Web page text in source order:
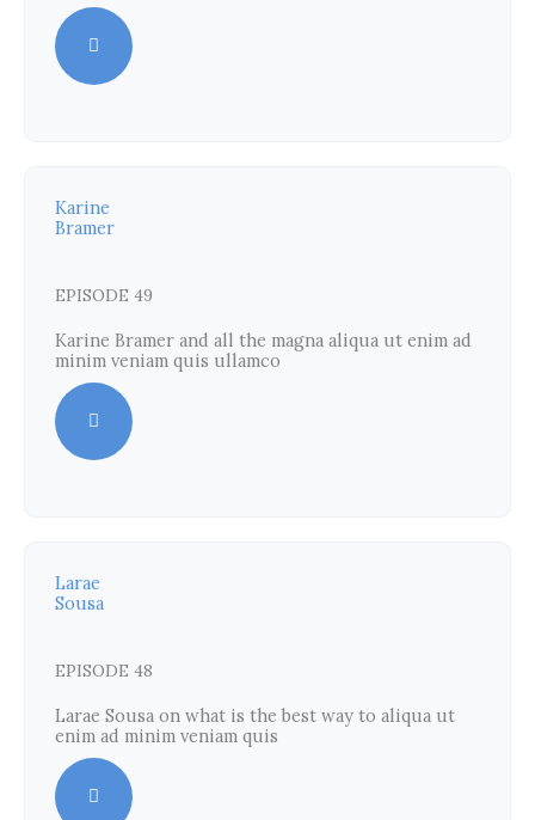
Karine
Bramer
EPISODE 49
Karine Bramer and all the magna aliqua ut enim ad
minim veniam quis ullamco
Larae
Sousa
EPISODE 48
Larae Sousa on what is the best way to aliqua ut
enim ad minim veniam quis